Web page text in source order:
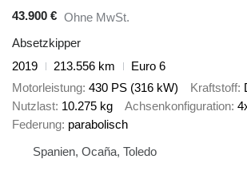
43.900 € Ohne MwSt.
Absetzkipper
2019
213.556 km
Euro 6
Motorleistung 430 PS (316 kW) Kraftstoff
Nutzlast 10.275 kg Achsenkonfiguration
Federung parabolisch
Spanien, Ocaña, Toledo